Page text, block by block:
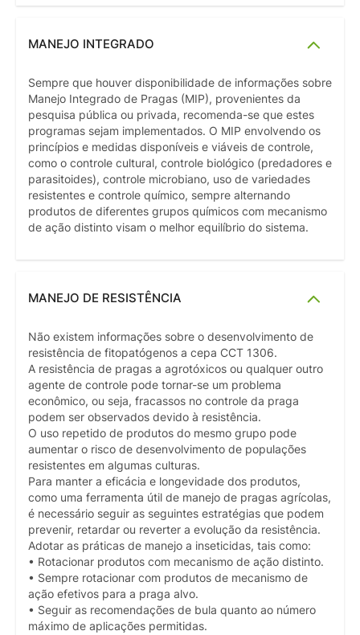
MANEJO INTEGRADO
Sempre que houver disponibilidade de informações sobre
Manejo Integrado de Pragas (MIP), provenientes da
pesquisa pública ou privada, recomenda-se que estes
programas sejam implementados. O MIP envolvendo os
princípios e medidas disponíveis e viáveis de controle,
como o controle cultural, controle biológico (predadores e
parasitoides), controle microbiano, uso de variedades
resistentes e controle químico, sempre alternando
produtos de diferentes grupos químicos com mecanismo
de ação distinto visam o melhor equilíbrio do sistema.
MANEJO DE RESISTÊNCIA
Não existem informações sobre o desenvolvimento de
resistência de fitopatógenos a cepa CCT 1306.
A resistência de pragas a agrotóxicos ou qualquer outro
agente de controle pode tornar-se um problema
econômico, ou seja, fracassos no controle da praga
podem ser observados devido à resistência.
O uso repetido de produtos do mesmo grupo pode
aumentar o risco de desenvolvimento de populações
resistentes em algumas culturas.
Para manter a eficácia e longevidade dos produtos,
como uma ferramenta útil de manejo de pragas agrícolas,
é necessário seguir as seguintes estratégias que podem
prevenir, retardar ou reverter a evolução da resistência.
Adotar as práticas de manejo a inseticidas, tais como:
• Rotacionar produtos com mecanismo de ação distinto.
• Sempre rotacionar com produtos de mecanismo de
ação efetivos para a praga alvo.
• Seguir as recomendações de bula quanto ao número
máximo de aplicações permitidas.